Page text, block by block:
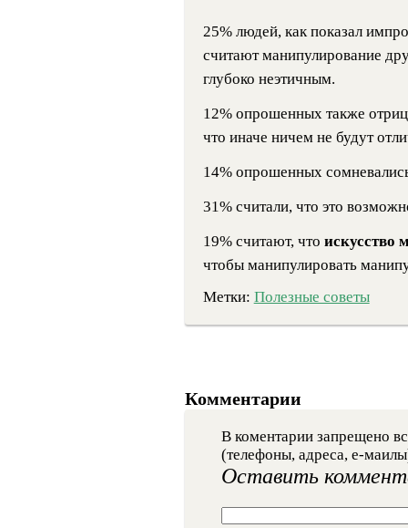
25% людей, как показал
считают манипулирование
глубоко неэтичным.
12% опрошенных также
что иначе ничем не будут
14% опрошенных
31% считали, что это
19% считают, что искусство
чтобы манипулировать
Метки: Полезные советы
Комментарии
В коментарии запрещено
(телефоны, адреса, е-
Оставить